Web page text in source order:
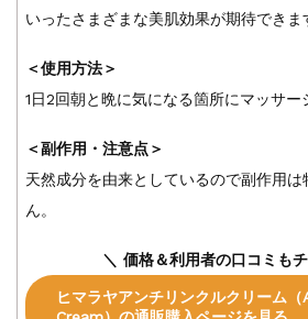
いったさまざまな美肌効果が期待できま
＜使用方法＞
1日2回朝と晩に気になる箇所にマッサ
＜副作用・注意点＞
天然成分を由来としているので副作用
ん。
＼ 価格＆利用者の口コミも
ヒマラヤアンチリンクルクリーム